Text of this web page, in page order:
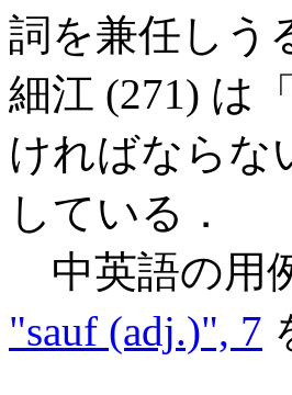
詞を兼任しう
細江 (271) は
ければならな
している．
中英語の用
"sauf (adj.)", 7